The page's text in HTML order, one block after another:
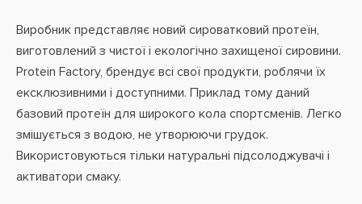
Виробник представляє новий сироватковий протеїн,
виготовлений з чистої і екологічно захищеної сировини.
Protein Factory, брендує всі свої продукти, роблячи їх
ексклюзивними і доступними. Приклад тому даний
базовий протеїн для широкого кола спортсменів. Легко
змішується з водою, не утворюючи грудок.
Використовуються тільки натуральні підсолоджувачі і
активатори смаку.